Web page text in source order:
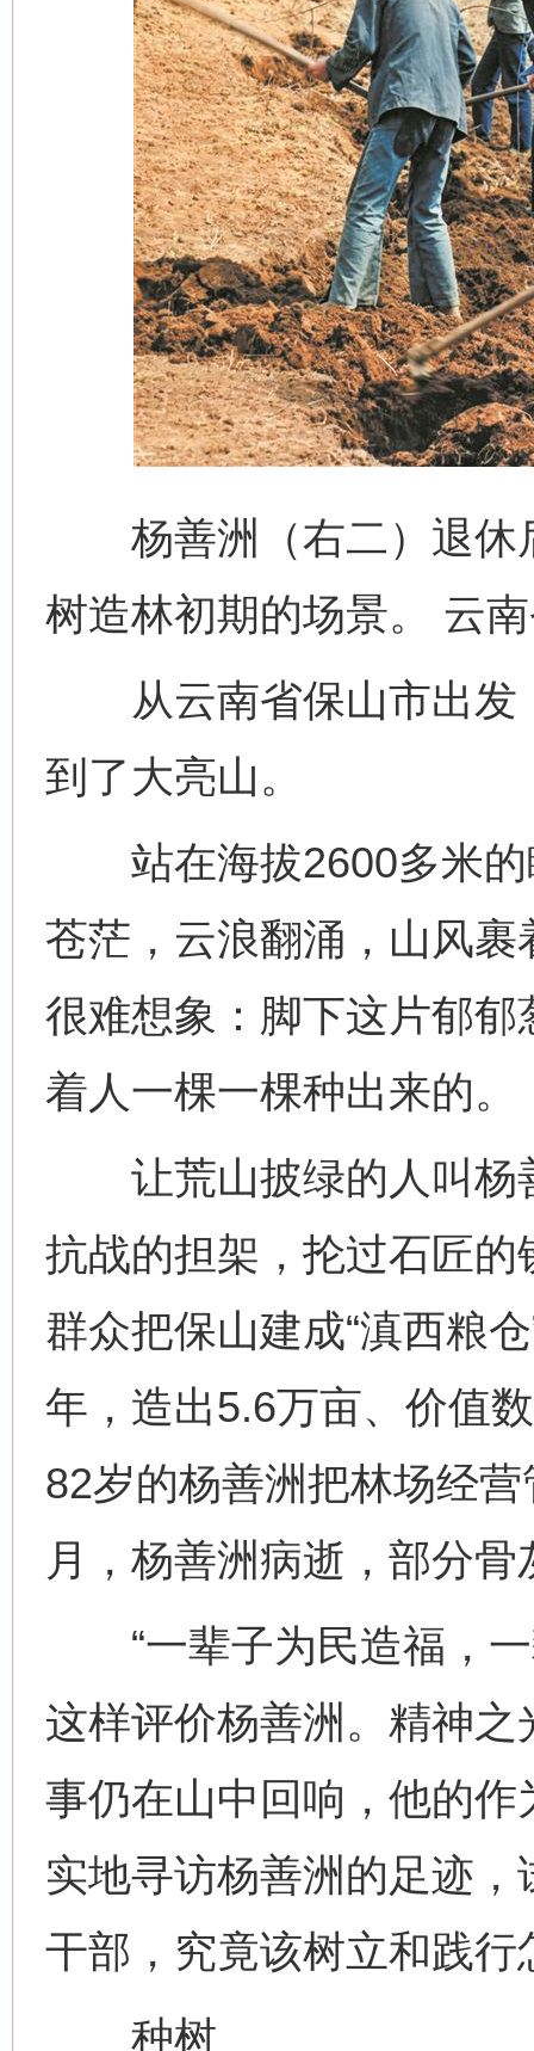
杨善洲（右二）退休
树造林初期的场景。 云
从云南省保山市出发
到了大亮山。
站在海拔2600多米的
苍茫，云浪翻涌，山风
很难想象：脚下这片郁
着人一棵一棵种出来的。
让荒山披绿的人叫杨
抗战的担架，抡过石匠
群众把保山建成“滇西粮
年，造出5.6万亩、价值
82岁的杨善洲把林场经
月，杨善洲病逝，部分
“一辈子为民造福，一
这样评价杨善洲。精神
事仍在山中回响，他的
实地寻访杨善洲的足迹
干部，究竟该树立和践行
种树